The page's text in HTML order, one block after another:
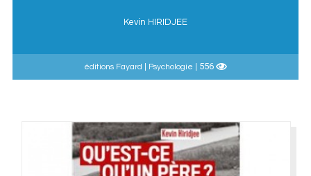
Kevin HIRIDJEE
éditions Fayard | Psychologie | 556